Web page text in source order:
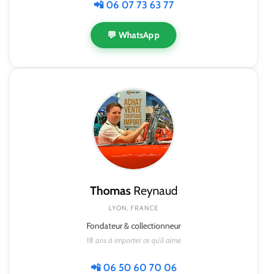
📲 06 07 73 63 77
💬 WhatsApp
ThomasReynaud
LYON, FRANCE
Fondateur & collectionneur
18 ans à importer ce qu'il aime
📲 06 50 60 70 06